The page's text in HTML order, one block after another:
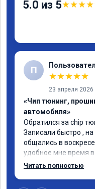
5.0 из 5★★★★
П
★★★★★
23 апреля 2026
«Чип тюнинг,
автомобиля»
Обратился за chip
Записали быстро ,
общались в
удобное мне время в
Работу выполнили за
Читать полностью